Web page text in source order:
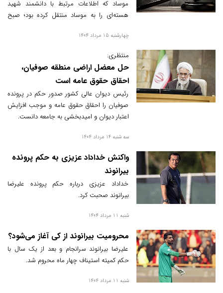
موساد که اطلاعات مرتبط با دانشمند شهید
هسته‌ای را به موساد منتقل کرده بود؛ صبح
چهارشنبه 15 مرداد 1404
منتظری:
حل معضل اراضی منطقه صوفیان،
احقاق حقوق عامه است
رئیس دیوان عالی کشور صدور حکم در پرونده
صوفیان را احقاق حقوق عامه و موجب افزایش
اعتبار دیوان و امیدبخشی به جامعه دانست.
سه شنبه 14 مرداد 1404
واکنش خداداد عزیزی به حکم پرونده
بیرانوند
خداداد عزیزی درباره حکم پرونده علیرضا
بیرانوند صحبت کرد.
شنبه 11 مرداد 1404
محرومیت بیرانوند از کی آغاز می‌شود؟
علیرضا بیرانوند سرانجام و بعد از یک سال با
حکم کمیته استیناف چهار ماه محروم شد.
شنبه 11 مرداد 1404